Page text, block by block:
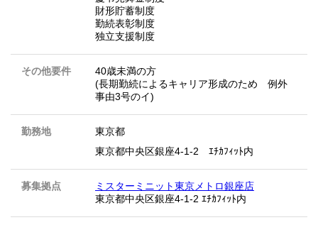
財形貯蓄制度
勤続表彰制度
独立支援制度
その他要件
40歳未満の方
(長期勤続によるキャリア形成のため 例外
事由3号のイ)
勤務地
東京都
東京都中央区銀座4-1-2 ｴﾁｶﾌｨｯﾄ内
募集拠点
ミスターミニット東京メトロ銀座店
東京都中央区銀座4-1-2 ｴﾁｶﾌｨｯﾄ内